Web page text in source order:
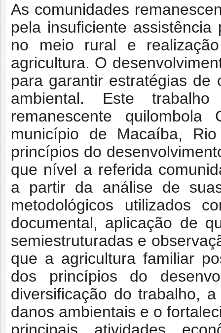
As comunidades
pela insuficiente
no meio rural e
agricultura. O
para garantir estratégias de
ambiental. Este
remanescente
município de Macaíba,
princípios do
que nível a referida
a partir da análise de
metodológicos utilizados
documental, aplicação de
semiestruturadas e
que a agricultura familiar
dos princípios do
diversificação do trabalho,
danos ambientais e o